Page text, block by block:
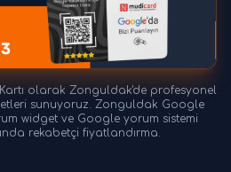
olarak Zonguldak'de profesyonel
sunuyoruz. Zonguldak Google
widget ve Google yorum sistemi
rekabetçi fiyatlandırma.